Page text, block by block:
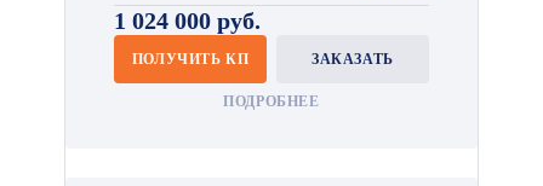
1 024 000 руб.
ПОЛУЧИТЬ КП ЗАКАЗАТЬ
ПОДРОБНЕЕ